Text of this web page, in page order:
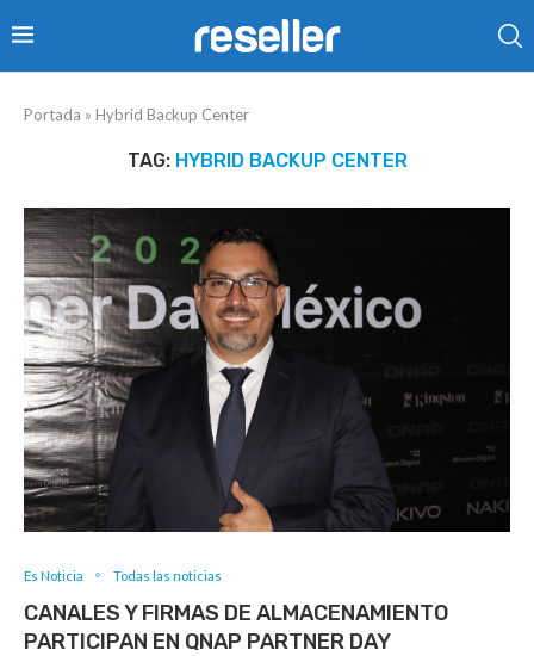
Portada » Hybrid Backup Center
TAG: HYBRID BACKUP CENTER
Es Noticia Todas las noticias
CANALES Y FIRMAS DE ALMACENAMIENTO
PARTICIPAN EN QNAP PARTNER DAY